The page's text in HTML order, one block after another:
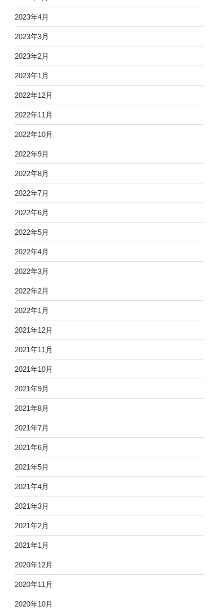
2023年4月
2023年3月
2023年2月
2023年1月
2022年12月
2022年11月
2022年10月
2022年9月
2022年8月
2022年7月
2022年6月
2022年5月
2022年4月
2022年3月
2022年2月
2022年1月
2021年12月
2021年11月
2021年10月
2021年9月
2021年8月
2021年7月
2021年6月
2021年5月
2021年4月
2021年3月
2021年2月
2021年1月
2020年12月
2020年11月
2020年10月